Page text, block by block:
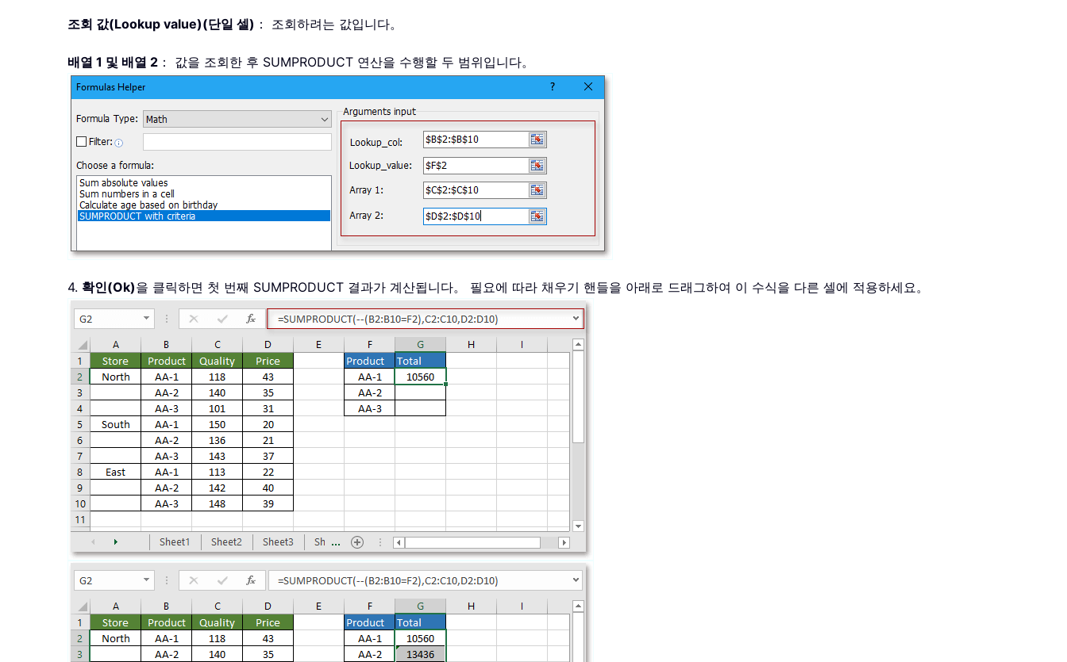
조회 값(Lookup value)(단일 셀) ： 조회하려는 값입니다。
배열 1 및 배열 2 ： 값을 조회한 후 SUMPRODUCT 연산을 수행할 두 범위입니다。
4. 확인(Ok)을 클릭하면 첫 번째 SUMPRODUCT 결과가 계산됩니다。 필요에 따라 채우기 핸들을 아래로 드래그하여 이 수식을 다른 셀에 적용하세요。